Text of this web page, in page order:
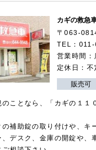
カギの救急
〒063-
TEL：
営業時間
定休日：不
販売可
のことなら、「カギの１
の補助錠の取り付けや、
デスク、金庫の開錠や